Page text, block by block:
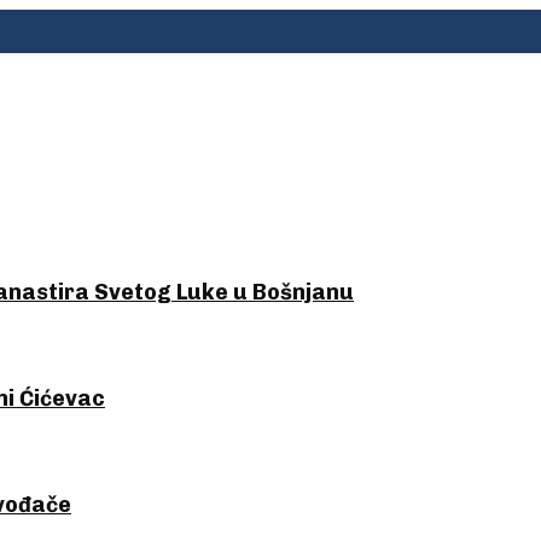
Svetog Luke u Bošnjanu
Ćićevac